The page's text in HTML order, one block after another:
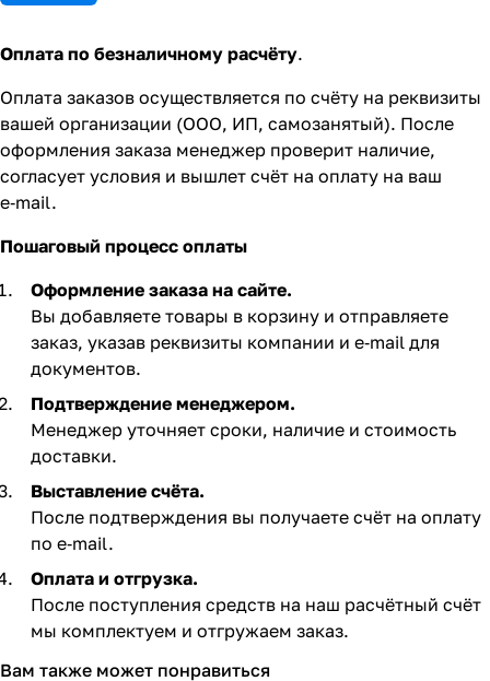
Оплата по безналичному расчёту.
Оплата заказов осуществляется по счёту на реквизиты
вашей организации (ООО, ИП, самозанятый). После
оформления заказа менеджер проверит наличие,
согласует условия и вышлет счёт на оплату на ваш
e‑mail.
Пошаговый процесс оплаты
Оформление заказа на сайте.
Вы добавляете товары в корзину и отправляете
заказ, указав реквизиты компании и e‑mail для
документов.
Подтверждение менеджером.
Менеджер уточняет сроки, наличие и стоимость
доставки.
Выставление счёта.
После подтверждения вы получаете счёт на оплату
по e‑mail. ​
Оплата и отгрузка.
После поступления средств на наш расчётный счёт
мы комплектуем и отгружаем заказ.​
Вам также может понравиться